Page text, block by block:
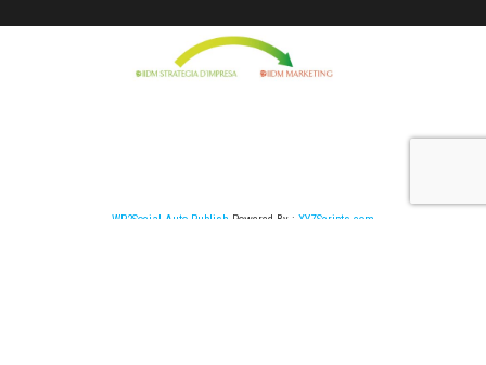
WP2Social Auto Publish Powered By : XYZScripts.com